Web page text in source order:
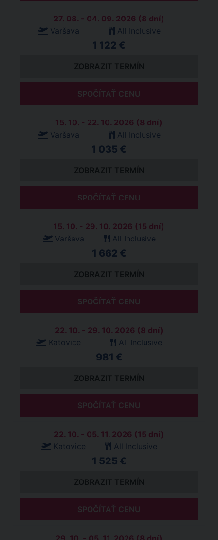
27. 08. - 04. 09. 2026 (8 dní)
Varšava
All Inclusive
1 122 €
ZOBRAZIT TERMÍN
SPOČÍTAŤ CENU
15. 10. - 22. 10. 2026 (8 dní)
Varšava
All Inclusive
1 035 €
ZOBRAZIT TERMÍN
SPOČÍTAŤ CENU
15. 10. - 29. 10. 2026 (15 dní)
Varšava
All Inclusive
1 662 €
ZOBRAZIT TERMÍN
SPOČÍTAŤ CENU
22. 10. - 29. 10. 2026 (8 dní)
Katovice
All Inclusive
981 €
ZOBRAZIT TERMÍN
SPOČÍTAŤ CENU
22. 10. - 05. 11. 2026 (15 dní)
Katovice
All Inclusive
1 525 €
ZOBRAZIT TERMÍN
SPOČÍTAŤ CENU
29. 10. - 05. 11. 2026 (8 dní)